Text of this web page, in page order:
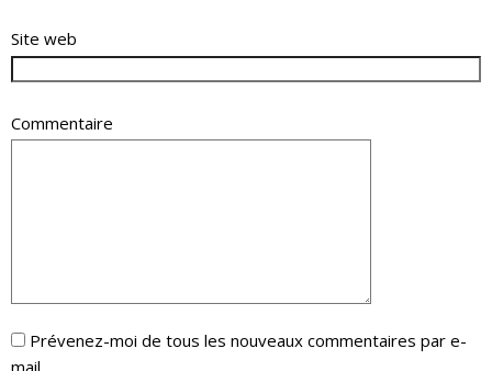
Site web
Commentaire
Prévenez-moi de tous les nouveaux commentaires par e-
mail.